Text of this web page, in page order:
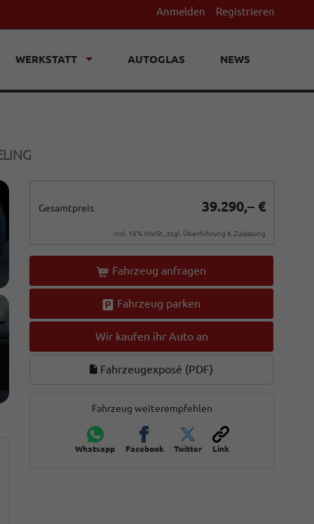
Anmelden Registrieren
WERKSTATT AUTOGLAS NEWS
Gesamtpreis 39.290,– €
incl. 19% MwSt., zzgl. Überführung & Zulassung
Fahrzeug anfragen
Fahrzeug parken
Wir kaufen ihr Auto an
Fahrzeugexposé (PDF)
Fahrzeug weiterempfehlen
Whatsapp Facebook Twitter Link